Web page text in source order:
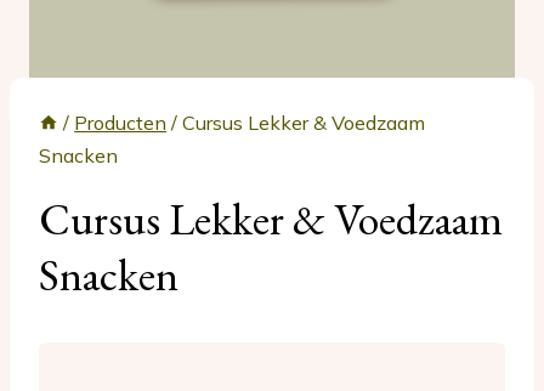
/ Producten / Cursus Lekker & Voedzaam
Snacken
Cursus Lekker & Voedzaam
Snacken